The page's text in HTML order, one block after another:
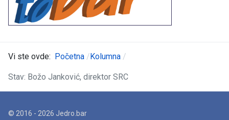
Vi ste ovde: Početna Kolumna
Stav: Božo Janković, direktor SRC
© 2016 - 2026 Jedro.bar